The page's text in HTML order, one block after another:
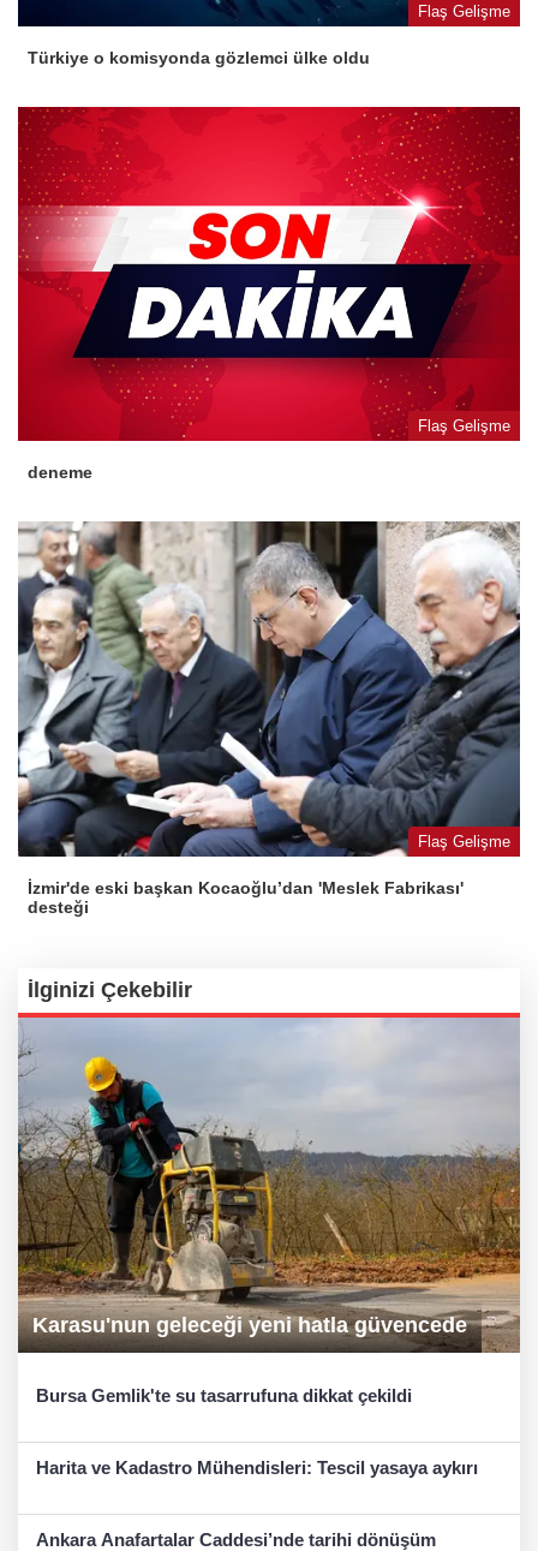
Flaş Gelişme
Türkiye o komisyonda gözlemci ülke oldu
Flaş Gelişme
deneme
Flaş Gelişme
İzmir'de eski başkan Kocaoğlu’dan 'Meslek Fabrikası'
desteği
İlginizi Çekebilir
Karasu'nun geleceği yeni hatla güvencede
Bursa Gemlik'te su tasarrufuna dikkat çekildi
Harita ve Kadastro Mühendisleri: Tescil yasaya aykırı
Ankara Anafartalar Caddesi’nde tarihi dönüşüm